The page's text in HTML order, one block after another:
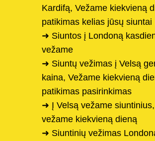
Kardifą, Vežame kiekvieną
patikimas kelias jūsų siuntai
➜ Siuntos į Londoną
vežame
➜ Siuntų vežimas į Velsą
kaina, Vežame kiekvieną
patikimas pasirinkimas
➜ Į Velsą vežame siuntinius,
vežame kiekvieną dieną
➜ Siuntinių vežimas